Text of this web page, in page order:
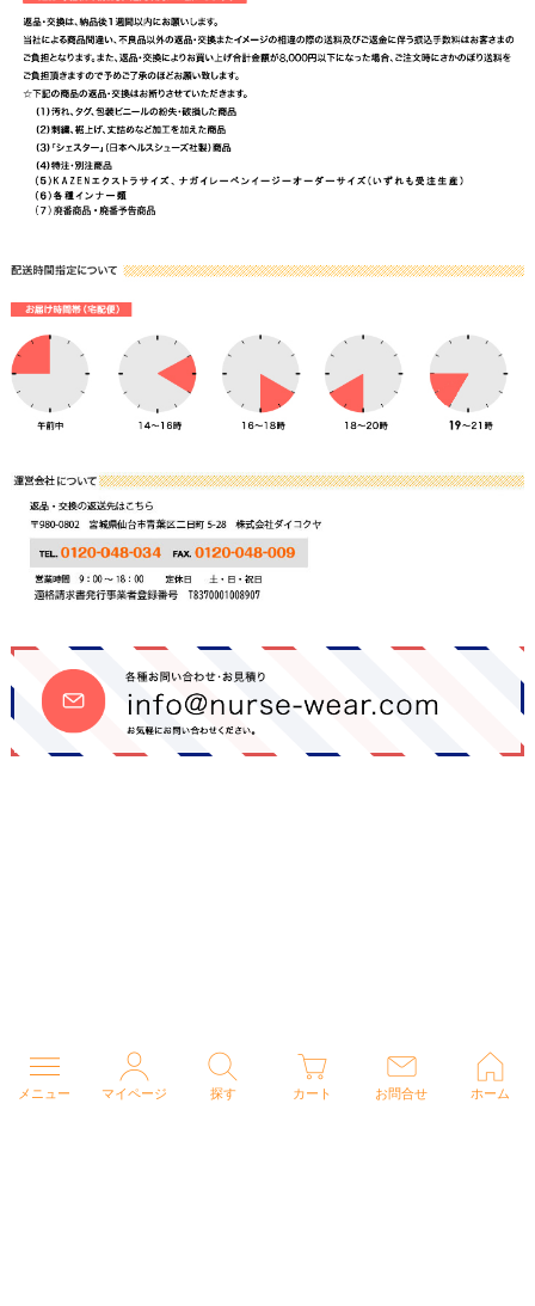
メニュー マイページ 探す カート お問合せ ホーム